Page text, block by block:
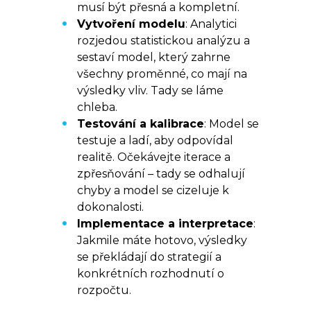
musí být přesná a kompletní.
Vytvoření modelu: Analytici
rozjedou statistickou analýzu a
sestaví model, který zahrne
všechny proměnné, co mají na
výsledky vliv. Tady se láme
chleba.
Testování a kalibrace: Model se
testuje a ladí, aby odpovídal
realitě. Očekávejte iterace a
zpřesňování – tady se odhalují
chyby a model se cizeluje k
dokonalosti.
Implementace a interpretace:
Jakmile máte hotovo, výsledky
se překládají do strategií a
konkrétních rozhodnutí o
rozpočtu.